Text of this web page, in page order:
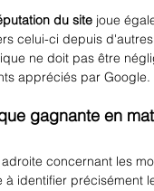
du site joue
celui-ci depuis
ne doit pas être
appréciés par Google.
gagnante en
concernant les
à identifier